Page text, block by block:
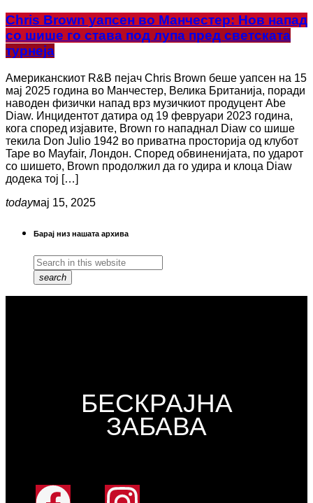
Chris Brown уапсен во Манчестер: Нов напад
со шише го става под лупа пред светската
турнеја
Американскиот R&B пејач Chris Brown беше уапсен на 15
мај 2025 година во Манчестер, Велика Британија, поради
наводен физички напад врз музичкиот продуцент Abe
Diaw. Инцидентот датира од 19 февруари 2023 година,
кога според изјавите, Brown го нападнал Diaw со шише
текила Don Julio 1942 во приватна просторија од клубот
Tape во Mayfair, Лондон. Според обвиненијата, по ударот
со шишето, Brown продолжил да го удира и клоца Diaw
додека тој […]
todayмај 15, 2025
Барај низ нашата архива
search
БЕСКРАЈНА
ЗАБАВА